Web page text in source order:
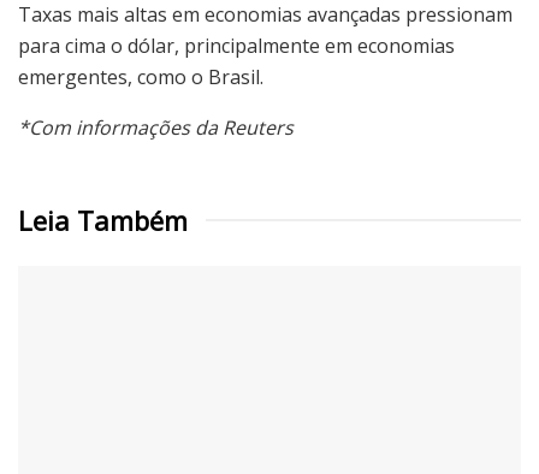
Taxas mais altas em economias avançadas pressionam
para cima o dólar, principalmente em economias
emergentes, como o Brasil.
*Com informações da Reuters
Leia Também